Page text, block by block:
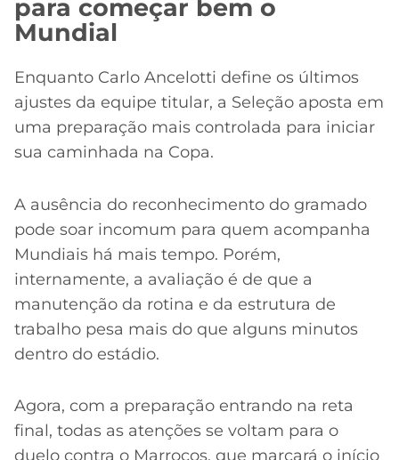
para começar bem o
Mundial
Enquanto Carlo Ancelotti define os últimos
ajustes da equipe titular, a Seleção aposta em
uma preparação mais controlada para iniciar
sua caminhada na Copa.
A ausência do reconhecimento do gramado
pode soar incomum para quem acompanha
Mundiais há mais tempo. Porém,
internamente, a avaliação é de que a
manutenção da rotina e da estrutura de
trabalho pesa mais do que alguns minutos
dentro do estádio.
Agora, com a preparação entrando na reta
final, todas as atenções se voltam para o
duelo contra o Marrocos, que marcará o início